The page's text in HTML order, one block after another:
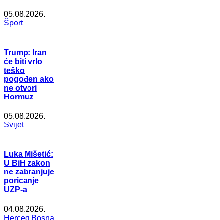
05.08.2026.
Šport
Trump: Iran
će biti vrlo
teško
pogođen ako
ne otvori
Hormuz
05.08.2026.
Svijet
Luka Mišetić:
U BiH zakon
ne zabranjuje
poricanje
UZP-a
04.08.2026.
Herceg Bosna